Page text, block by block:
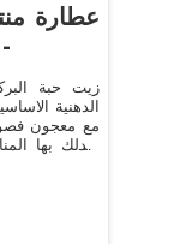
عطارة
زيت حبة
الدهنية
مع معجون
وتدلك بها